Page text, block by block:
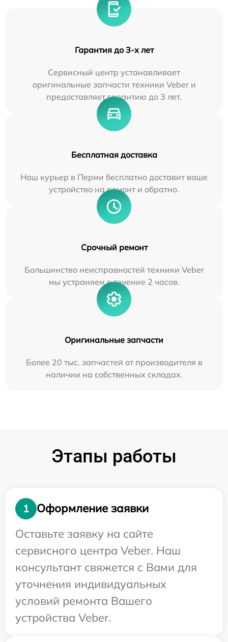
Гарантия до 3-х лет
Сервисный центр устанавливает
оригинальные запчасти техники Veber и
предоставляет гарантию до 3 лет.
Бесплатная доставка
Наш курьер в Перми бесплатно доставит ваше
устройство на ремонт и обратно.
Срочный ремонт
Большинство неисправностей техники Veber
мы устраняем в течение 2 часов.
Оригинальные запчасти
Более 20 тыс. запчастей от производителя в
наличии на собственных складах.
Этапы работы
1
Оформление заявки
Оставьте заявку на сайте
сервисного центра Veber. Наш
консультант свяжется с Вами для
уточнения индивидуальных
условий ремонта Вашего
устройства Veber.